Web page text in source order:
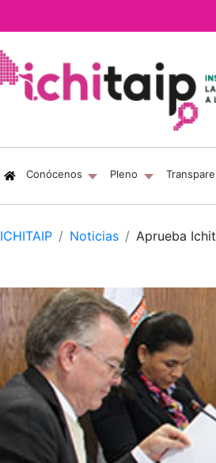
Conócenos (current)
Pleno
ICHITAIP Noticias Aprueba